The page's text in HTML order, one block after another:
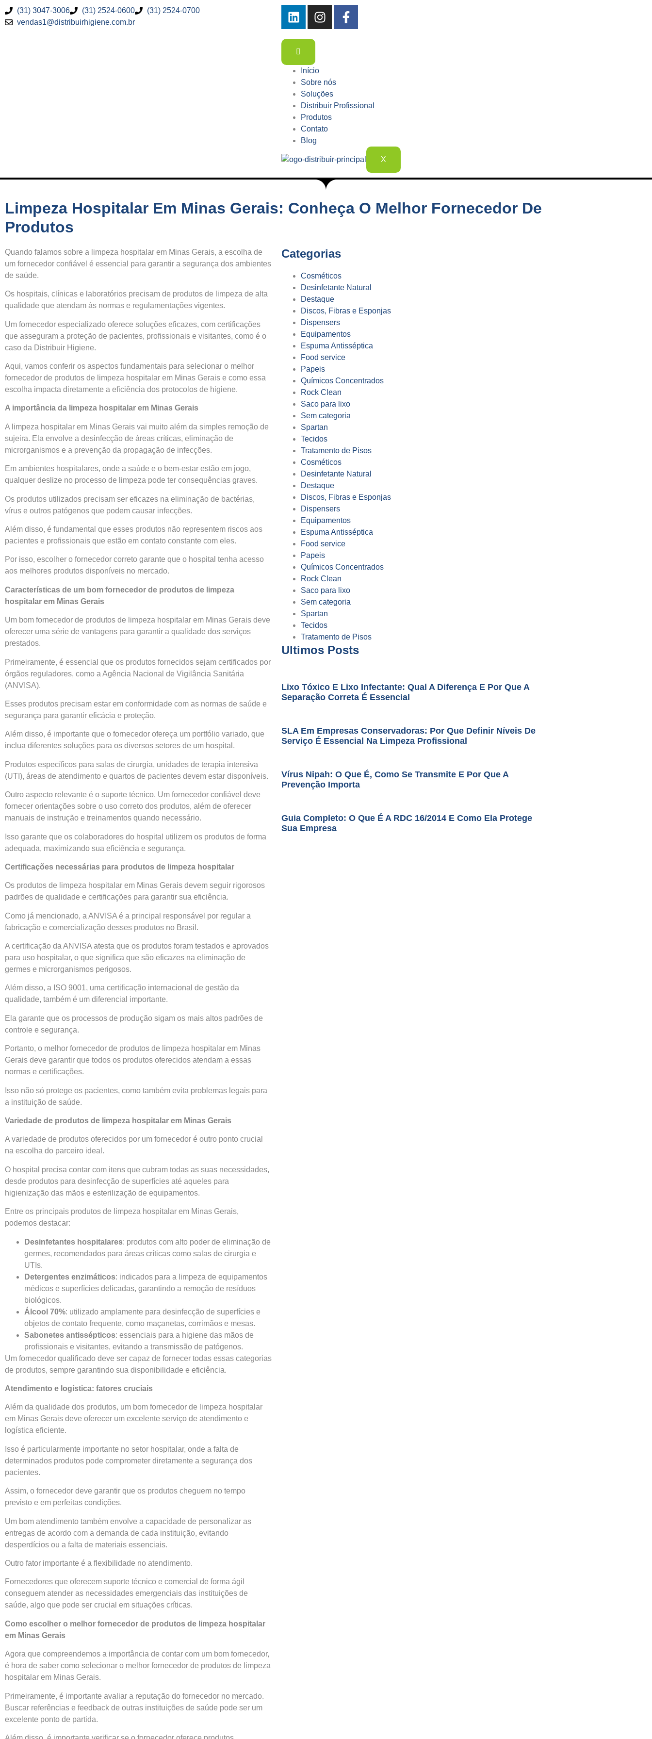
(31) 3047-3006 (31) 2524-0600
(31) 2524-0700
vendas1@distribuirhigiene.com.br
Início
Sobre nós
Soluções
Distribuir Profissional
Produtos
Contato
Blog
X
Limpeza Hospitalar Em Minas Gerais: Conheça O Melhor Fornecedor De
Produtos
Quando falamos sobre a limpeza hospitalar em Minas Gerais, a escolha de
um fornecedor confiável é essencial para garantir a segurança dos ambientes
de saúde.
Os hospitais, clínicas e laboratórios precisam de produtos de limpeza de alta
qualidade que atendam às normas e regulamentações vigentes.
Um fornecedor especializado oferece soluções eficazes, com certificações
que asseguram a proteção de pacientes, profissionais e visitantes, como é o
caso da Distribuir Higiene.
Aqui, vamos conferir os aspectos fundamentais para selecionar o melhor
fornecedor de produtos de limpeza hospitalar em Minas Gerais e como essa
escolha impacta diretamente a eficiência dos protocolos de higiene.
A importância da limpeza hospitalar em Minas Gerais
A limpeza hospitalar em Minas Gerais vai muito além da simples remoção de
sujeira. Ela envolve a desinfecção de áreas críticas, eliminação de
microrganismos e a prevenção da propagação de infecções.
Em ambientes hospitalares, onde a saúde e o bem-estar estão em jogo,
qualquer deslize no processo de limpeza pode ter consequências graves.
Os produtos utilizados precisam ser eficazes na eliminação de bactérias,
vírus e outros patógenos que podem causar infecções.
Além disso, é fundamental que esses produtos não representem riscos aos
pacientes e profissionais que estão em contato constante com eles.
Por isso, escolher o fornecedor correto garante que o hospital tenha acesso
aos melhores produtos disponíveis no mercado.
Características de um bom fornecedor de produtos de limpeza
hospitalar em Minas Gerais
Um bom fornecedor de produtos de limpeza hospitalar em Minas Gerais deve
oferecer uma série de vantagens para garantir a qualidade dos serviços
prestados.
Primeiramente, é essencial que os produtos fornecidos sejam certificados por
órgãos reguladores, como a Agência Nacional de Vigilância Sanitária
(ANVISA).
Esses produtos precisam estar em conformidade com as normas de saúde e
segurança para garantir eficácia e proteção.
Além disso, é importante que o fornecedor ofereça um portfólio variado, que
inclua diferentes soluções para os diversos setores de um hospital.
Produtos específicos para salas de cirurgia, unidades de terapia intensiva
(UTI), áreas de atendimento e quartos de pacientes devem estar disponíveis.
Outro aspecto relevante é o suporte técnico. Um fornecedor confiável deve
fornecer orientações sobre o uso correto dos produtos, além de oferecer
manuais de instrução e treinamentos quando necessário.
Isso garante que os colaboradores do hospital utilizem os produtos de forma
adequada, maximizando sua eficiência e segurança.
Certificações necessárias para produtos de limpeza hospitalar
Os produtos de limpeza hospitalar em Minas Gerais devem seguir rigorosos
padrões de qualidade e certificações para garantir sua eficiência.
Como já mencionado, a ANVISA é a principal responsável por regular a
fabricação e comercialização desses produtos no Brasil.
A certificação da ANVISA atesta que os produtos foram testados e aprovados
para uso hospitalar, o que significa que são eficazes na eliminação de
germes e microrganismos perigosos.
Além disso, a ISO 9001, uma certificação internacional de gestão da
qualidade, também é um diferencial importante.
Ela garante que os processos de produção sigam os mais altos padrões de
controle e segurança.
Portanto, o melhor fornecedor de produtos de limpeza hospitalar em Minas
Gerais deve garantir que todos os produtos oferecidos atendam a essas
normas e certificações.
Isso não só protege os pacientes, como também evita problemas legais para
a instituição de saúde.
Variedade de produtos de limpeza hospitalar em Minas Gerais
A variedade de produtos oferecidos por um fornecedor é outro ponto crucial
na escolha do parceiro ideal.
O hospital precisa contar com itens que cubram todas as suas necessidades,
desde produtos para desinfecção de superfícies até aqueles para
higienização das mãos e esterilização de equipamentos.
Entre os principais produtos de limpeza hospitalar em Minas Gerais,
podemos destacar:
Desinfetantes hospitalares: produtos com alto poder de eliminação de
germes, recomendados para áreas críticas como salas de cirurgia e
UTIs.
Detergentes enzimáticos: indicados para a limpeza de equipamentos
médicos e superfícies delicadas, garantindo a remoção de resíduos
biológicos.
Álcool 70%: utilizado amplamente para desinfecção de superfícies e
objetos de contato frequente, como maçanetas, corrimãos e mesas.
Sabonetes antissépticos: essenciais para a higiene das mãos de
profissionais e visitantes, evitando a transmissão de patógenos.
Um fornecedor qualificado deve ser capaz de fornecer todas essas categorias
de produtos, sempre garantindo sua disponibilidade e eficiência.
Atendimento e logística: fatores cruciais
Além da qualidade dos produtos, um bom fornecedor de limpeza hospitalar
em Minas Gerais deve oferecer um excelente serviço de atendimento e
logística eficiente.
Isso é particularmente importante no setor hospitalar, onde a falta de
determinados produtos pode comprometer diretamente a segurança dos
pacientes.
Assim, o fornecedor deve garantir que os produtos cheguem no tempo
previsto e em perfeitas condições.
Um bom atendimento também envolve a capacidade de personalizar as
entregas de acordo com a demanda de cada instituição, evitando
desperdícios ou a falta de materiais essenciais.
Outro fator importante é a flexibilidade no atendimento.
Fornecedores que oferecem suporte técnico e comercial de forma ágil
conseguem atender as necessidades emergenciais das instituições de
saúde, algo que pode ser crucial em situações críticas.
Como escolher o melhor fornecedor de produtos de limpeza hospitalar
em Minas Gerais
Agora que compreendemos a importância de contar com um bom fornecedor,
é hora de saber como selecionar o melhor fornecedor de produtos de limpeza
hospitalar em Minas Gerais.
Primeiramente, é importante avaliar a reputação do fornecedor no mercado.
Buscar referências e feedback de outras instituições de saúde pode ser um
excelente ponto de partida.
Categorias
Cosméticos
Desinfetante Natural
Destaque
Discos, Fibras e Esponjas
Dispensers
Equipamentos
Espuma Antisséptica
Food service
Papeis
Químicos Concentrados
Rock Clean
Saco para lixo
Sem categoria
Spartan
Tecidos
Tratamento de Pisos
Cosméticos
Desinfetante Natural
Destaque
Discos, Fibras e Esponjas
Dispensers
Equipamentos
Espuma Antisséptica
Food service
Papeis
Químicos Concentrados
Rock Clean
Saco para lixo
Sem categoria
Spartan
Tecidos
Tratamento de Pisos
Ultimos Posts
Lixo Tóxico E Lixo Infectante: Qual A Diferença E Por Que A
Separação Correta É Essencial
SLA Em Empresas Conservadoras: Por Que Definir Níveis De
Serviço É Essencial Na Limpeza Profissional
Vírus Nipah: O Que É, Como Se Transmite E Por Que A
Prevenção Importa
Guia Completo: O Que É A RDC 16/2014 E Como Ela Protege
Sua Empresa